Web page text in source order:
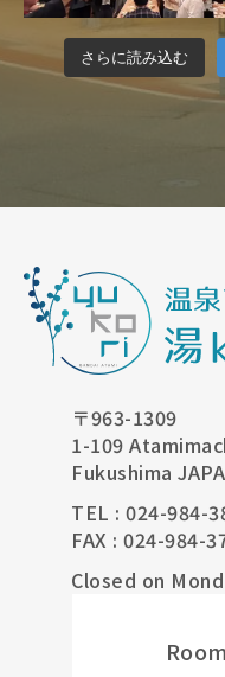
さらに読み込む
〒963-1309
1-109
Fukushima
TEL : 024-984-
FAX : 024-984-
Closed on